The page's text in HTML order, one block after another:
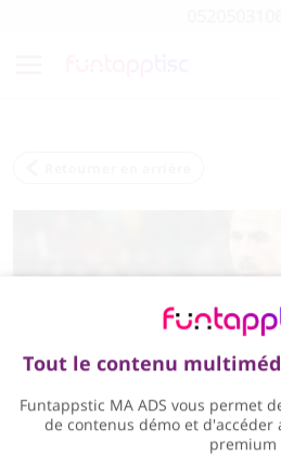
Tout le contenu
Funtappstic MA ADS vous permet
de contenus démo et
premium